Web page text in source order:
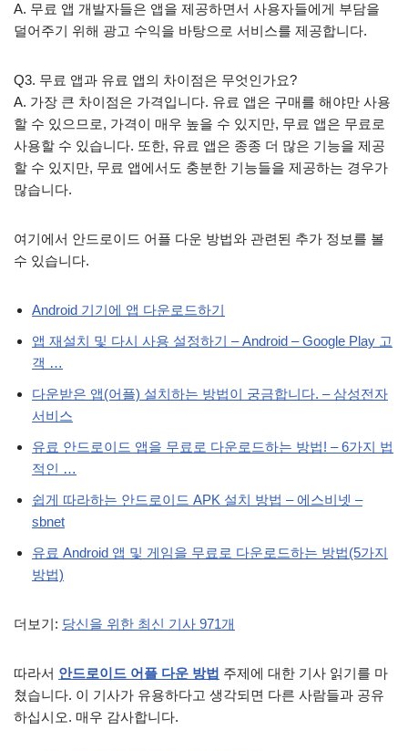
A. 무료 앱 개발자들은 앱을 제공하면서 사용자들에게 부담을
덜어주기 위해 광고 수익을 바탕으로 서비스를 제공합니다.
Q3. 무료 앱과 유료 앱의 차이점은 무엇인가요?
A. 가장 큰 차이점은 가격입니다. 유료 앱은 구매를 해야만 사용
할 수 있으므로, 가격이 매우 높을 수 있지만, 무료 앱은 무료로
사용할 수 있습니다. 또한, 유료 앱은 종종 더 많은 기능을 제공
할 수 있지만, 무료 앱에서도 충분한 기능들을 제공하는 경우가
많습니다.
여기에서 안드로이드 어플 다운 방법와 관련된 추가 정보를 볼
수 있습니다.
Android 기기에 앱 다운로드하기
앱 재설치 및 다시 사용 설정하기 – Android – Google Play 고
객 …
다운받은 앱(어플) 설치하는 방법이 궁금합니다. – 삼성전자
서비스
유료 안드로이드 앱을 무료로 다운로드하는 방법! – 6가지 법
적인 …
쉽게 따라하는 안드로이드 APK 설치 방법 – 에스비넷 –
sbnet
유료 Android 앱 및 게임을 무료로 다운로드하는 방법(5가지
방법)
더보기: 당신을 위한 최신 기사 971개
따라서 안드로이드 어플 다운 방법 주제에 대한 기사 읽기를 마
쳤습니다. 이 기사가 유용하다고 생각되면 다른 사람들과 공유
하십시오. 매우 감사합니다.